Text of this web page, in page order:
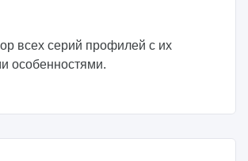
всех серий профилей с их
особенностями.